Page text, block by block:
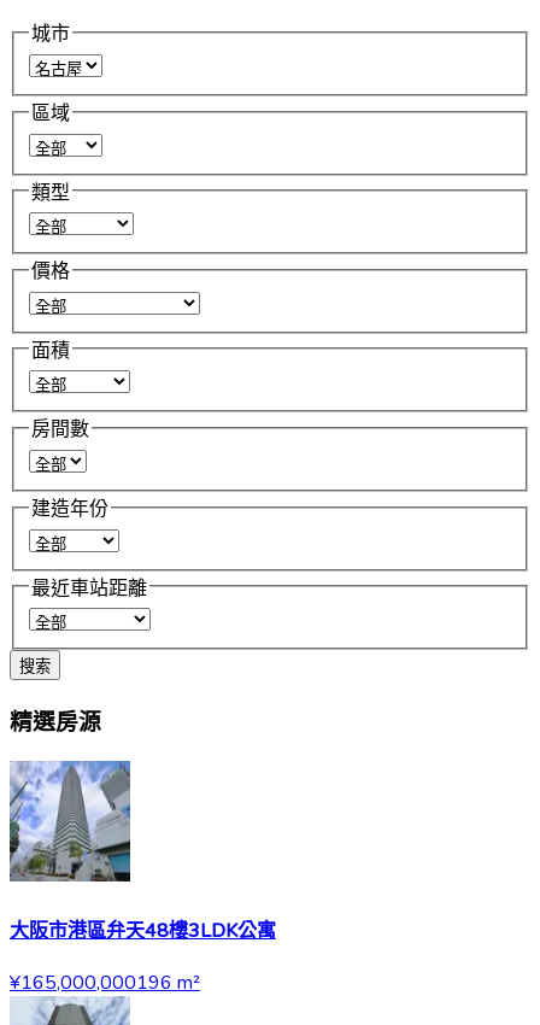
城市
區域
類型
價格
面積
房間數
建造年份
最近車站距離
搜索
精選房源
大阪市港區弁天48樓3LDK公寓
¥165,000,000196 m²